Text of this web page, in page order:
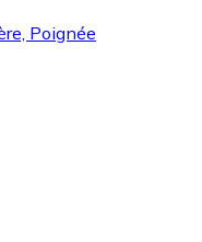
Poignée